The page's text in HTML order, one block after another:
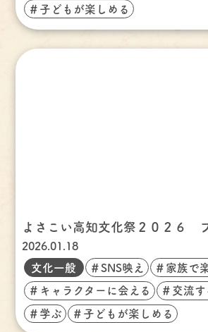
＃子どもが楽しめる
よさこい高知文化祭２０２６
2026.01.18
文化一般 ＃SNS映え ＃家族で
＃キャラクターに会える ＃交流す
＃学ぶ ＃子どもが楽しめる